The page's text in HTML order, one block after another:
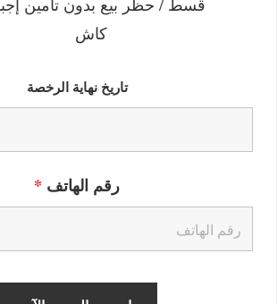
قسط / حظر بيع بدون تأمين
كاش
تاريخ نهاية الرخصة
رقم الهاتف *